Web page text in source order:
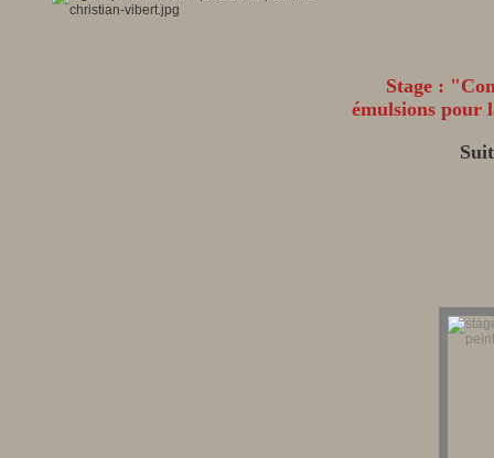
Stage :
émulsions pour